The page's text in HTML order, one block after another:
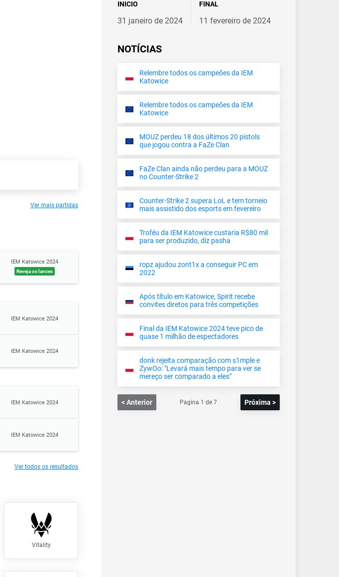
Ver mais partidas
IEM Katowice 2024
Reveja os lances
IEM Katowice 2024
IEM Katowice 2024
IEM Katowice 2024
IEM Katowice 2024
Ver todos os resultados
Vitality
INICIO
31 janeiro de 2024
FINAL
11 fevereiro de 2024
NOTÍCIAS
Relembre todos os campeões da IEM
Katowice
Relembre todos os campeões da IEM
Katowice
MOUZ perdeu 18 dos últimos 20 pistols
que jogou contra a FaZe Clan
FaZe Clan ainda não perdeu para a MOUZ
no Counter-Strike 2
Counter-Strike 2 supera LoL e tem torneio
mais assistido dos esports em fevereiro
Troféu da IEM Katowice custaria R$80 mil
para ser produzido, diz pasha
ropz ajudou zont1x a conseguir PC em
2022
Após título em Katowice, Spirit recebe
convites diretos para três competições
Final da IEM Katowice 2024 teve pico de
quase 1 milhão de espectadores
donk rejeita comparação com s1mple e
ZywOo: "Levará mais tempo para ver se
mereço ser comparado a eles"
< Anterior Pagina 1 de 7 Próxima >